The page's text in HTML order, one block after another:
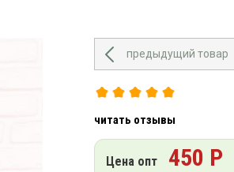
предыдущий товар
читать отзывы
Цена опт 450 Р